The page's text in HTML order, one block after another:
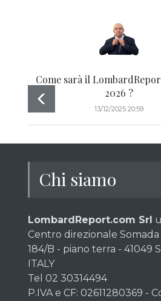
Come sarà il
2026 ?
13/12/2025 20:59
Chi siamo
LombardReport.com Srl
Centro direzionale Somada
184/B - piano terra - 41049
ITALY
Tel 02 30314494
P.IVA e CF: 02611280369 -